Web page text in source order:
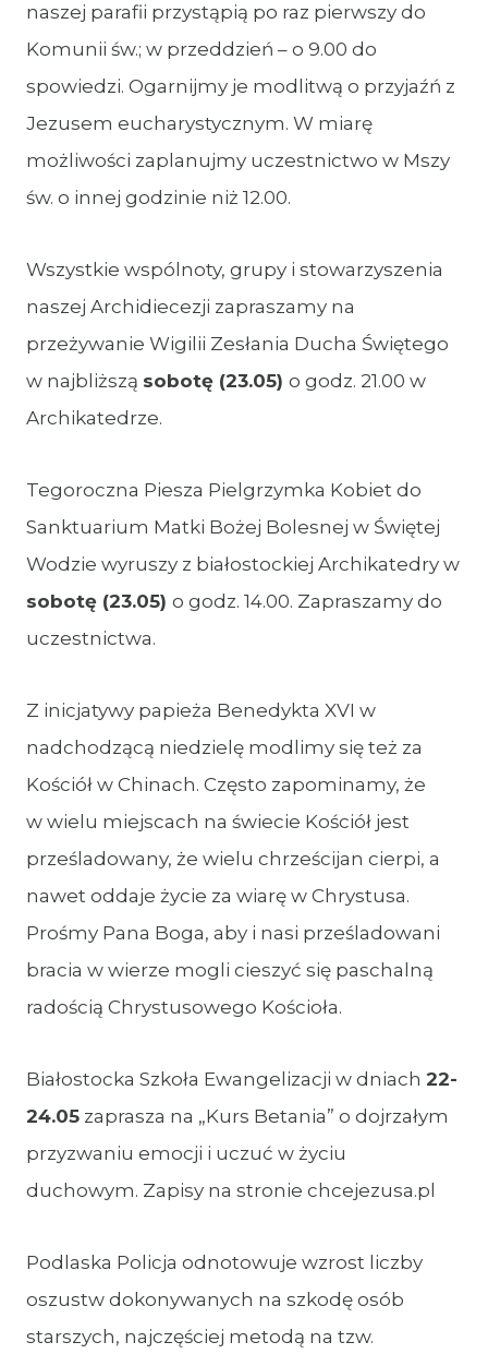
naszej parafii przystąpią po raz pierwszy do
Komunii św.; w przeddzień – o 9.00 do
spowiedzi. Ogarnijmy je modlitwą o przyjaźń z
Jezusem eucharystycznym. W miarę
możliwości zaplanujmy uczestnictwo w Mszy
św. o innej godzinie niż 12.00.
Wszystkie wspólnoty, grupy i stowarzyszenia
naszej Archidiecezji zapraszamy na
przeżywanie Wigilii Zesłania Ducha Świętego
w najbliższą sobotę (23.05) o godz. 21.00 w
Archikatedrze.
Tegoroczna Piesza Pielgrzymka Kobiet do
Sanktuarium Matki Bożej Bolesnej w Świętej
Wodzie wyruszy z białostockiej Archikatedry w
sobotę (23.05) o godz. 14.00. Zapraszamy do
uczestnictwa.
Z inicjatywy papieża Benedykta XVI w
nadchodzącą niedzielę modlimy się też za
Kościół w Chinach. Często zapominamy, że
w wielu miejscach na świecie Kościół jest
prześladowany, że wielu chrześcijan cierpi, a
nawet oddaje życie za wiarę w Chrystusa.
Prośmy Pana Boga, aby i nasi prześladowani
bracia w wierze mogli cieszyć się paschalną
radością Chrystusowego Kościoła.
Białostocka Szkoła Ewangelizacji w dniach 22-
24.05 zaprasza na „Kurs Betania” o dojrzałym
przyzwaniu emocji i uczuć w życiu
duchowym. Zapisy na stronie chcejezusa.pl
Podlaska Policja odnotowuje wzrost liczby
oszustw dokonywanych na szkodę osób
starszych, najczęściej metodą na tzw.